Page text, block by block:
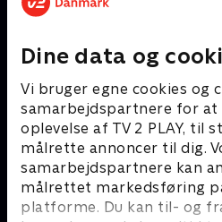
Dine data og
Vi bruger egne cookies og
samarbejdspartnere for at
oplevelse af TV 2 PLAY, til
målrette annoncer til dig.
samarbejdspartnere kan
målrettet markedsføring
platforme. Du kan til- og
Klovn
Komedie • 11 sæsoner